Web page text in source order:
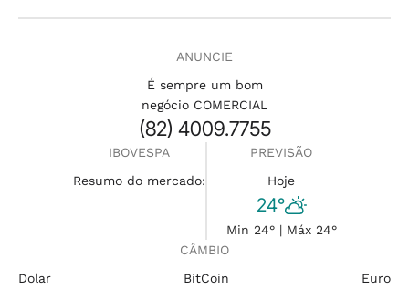
ANUNCIE
É sempre um bom
negócio COMERCIAL
(82) 4009.7755
IBOVESPA
Resumo do mercado:
PREVISÃO
Hoje
24°
Min 24° | Máx 24°
CÂMBIO
Dolar
BitCoin Euro